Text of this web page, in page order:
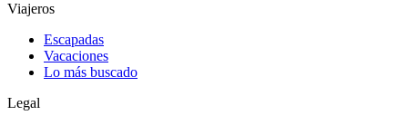
Viajeros
Escapadas
Vacaciones
Lo más buscado
Legal